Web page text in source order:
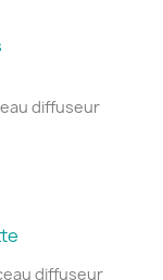
diffuseur
diffuseur